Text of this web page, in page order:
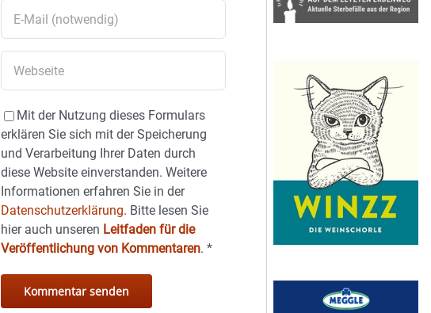
Mit der Nutzung dieses Formulars
erklären Sie sich mit der Speicherung
und Verarbeitung Ihrer Daten durch
diese Website einverstanden. Weitere
Informationen erfahren Sie in der
Datenschutzerklärung. Bitte lesen Sie
hier auch unseren Leitfaden für die
Veröffentlichung von Kommentaren.*